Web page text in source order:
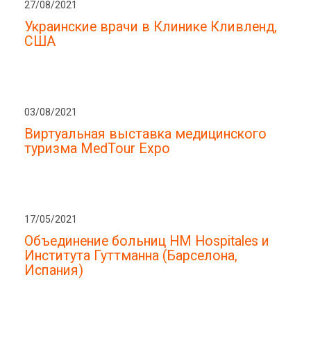
27/08/2021
Украинские врачи в Клинике Кливленд,
США
03/08/2021
Виртуальная выставка медицинского
туризма MedTour Expo
17/05/2021
Объединение больниц HM Hospitales и
Института Гуттманна (Барселона,
Испания)